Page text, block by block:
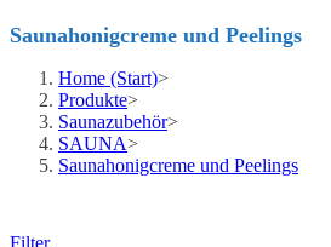
Saunahonigcreme und Peelings
Home (Start)>
Produkte>
Saunazubehör>
SAUNA>
Saunahonigcreme und Peelings
Filter